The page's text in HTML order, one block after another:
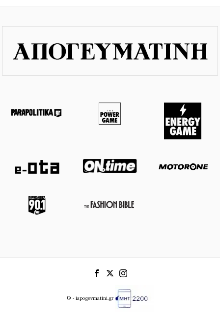
© - iapogevmatini.gr